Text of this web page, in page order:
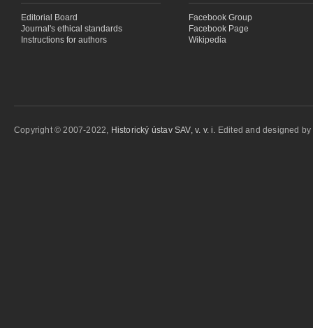
Editorial Board
Journal's ethical standards
Instructions for authors
Facebook Group
Facebook Page
Wikipedia
Copyright © 2007-2022, Historický ústav SAV, v. v. i. Edited and designed by